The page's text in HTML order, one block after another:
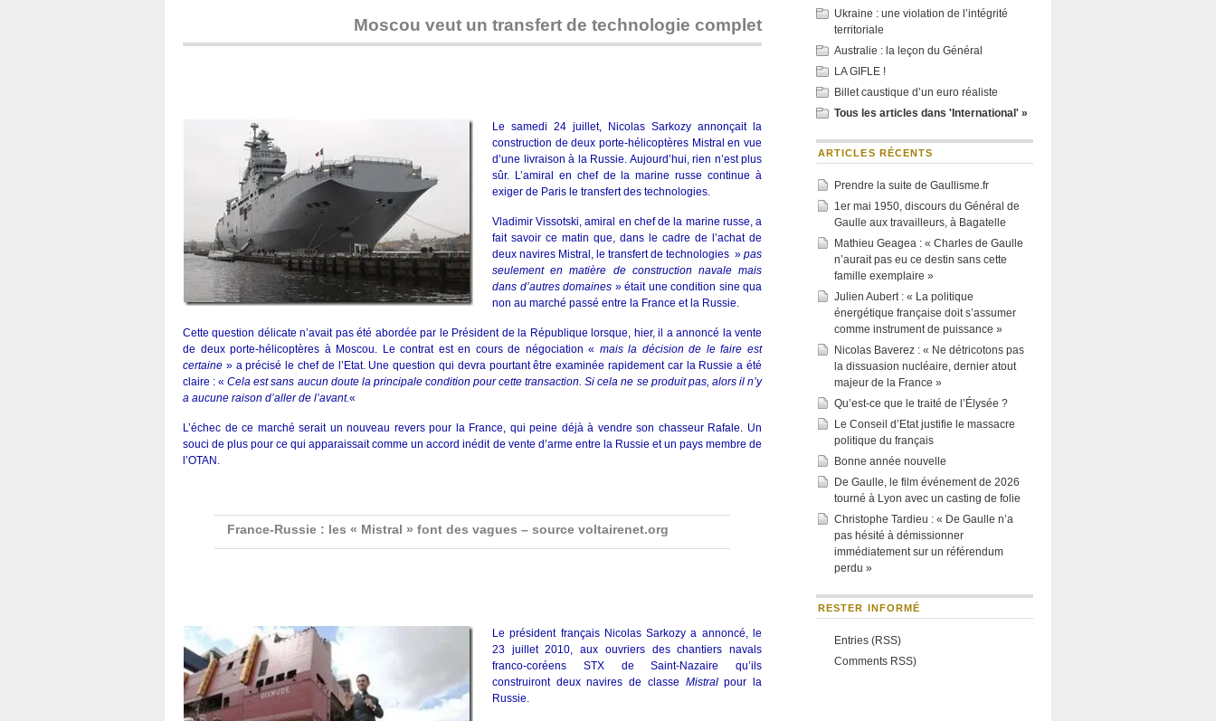
des
Mistral…
Moscou veut un transfert de technologie complet
Le samedi 24 juillet, Nicolas Sarkozy annonçait la
construction de deux porte-hélicoptères Mistral en vue
d’une livraison à la Russie. Aujourd’hui, rien n’est plus
sûr. L’amiral en chef de la marine russe continue à
exiger de Paris le transfert des technologies.
Vladimir Vissotski, amiral en chef de la marine russe, a
fait savoir ce matin que, dans le cadre de l’achat de
deux navires Mistral, le transfert de technologies » pas
seulement en matière de construction navale mais
dans d’autres domaines » était une condition sine qua
non au marché passé entre la France et la Russie.
Cette question délicate n’avait pas été abordée par le Président de la République lorsque, hier, il a annoncé la vente
de deux porte-hélicoptères à Moscou. Le contrat est en cours de négociation « mais la décision de le faire est
certaine » a précisé le chef de l’Etat. Une question qui devra pourtant être examinée rapidement car la Russie a été
claire : «Cela est sans aucun doute la principale condition pour cette transaction. Si cela ne se produit pas, alors il n’y
a aucune raison d’aller de l’avant.«
L’échec de ce marché serait un nouveau revers pour la France, qui peine déjà à vendre son chasseur Rafale. Un
souci de plus pour ce qui apparaissait comme un accord inédit de vente d’arme entre la Russie et un pays membre de
l’OTAN.
France-Russie : les « Mistral » font des vagues – source voltairenet.org
Le président français Nicolas Sarkozy a annoncé, le
23 juillet 2010, aux ouvriers des chantiers navals
franco-coréens STX de Saint-Nazaire qu’ils
construiront deux navires de classe Mistralpour la
Russie.
Ukraine : une violation de l’intégrité
territoriale
Australie : la leçon du Général
LA GIFLE !
Billet caustique d’un euro réaliste
Tous les articles dans 'International' »
ARTICLES RÉCENTS
Prendre la suite de Gaullisme.fr
1er mai 1950, discours du Général de
Gaulle aux travailleurs, à Bagatelle
Mathieu Geagea : « Charles de Gaulle
n’aurait pas eu ce destin sans cette
famille exemplaire »
Julien Aubert : « La politique
énergétique française doit s’assumer
comme instrument de puissance »
Nicolas Baverez : « Ne détricotons pas
la dissuasion nucléaire, dernier atout
majeur de la France »
Qu’est-ce que le traité de l’Élysée ?
Le Conseil d’Etat justifie le massacre
politique du français
Bonne année nouvelle
De Gaulle, le film événement de 2026
tourné à Lyon avec un casting de folie
Christophe Tardieu : « De Gaulle n’a
pas hésité à démissionner
immédiatement sur un référendum
perdu »
RESTER INFORMÉ
Entries (RSS)
Comments RSS)